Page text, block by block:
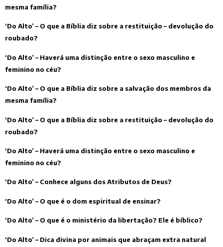
mesma família?
‘Do Alto’ – O que a Bíblia diz sobre a restituição – devolução do
roubado?
‘Do Alto’ – Haverá uma distinção entre o sexo masculino e
feminino no céu?
‘Do Alto’ – O que a Bíblia diz sobre a salvação dos membros da
mesma família?
‘Do Alto’ – O que a Bíblia diz sobre a restituição – devolução do
roubado?
‘Do Alto’ – Haverá uma distinção entre o sexo masculino e
feminino no céu?
‘Do Alto’ – Conhece alguns dos Atributos de Deus?
‘Do Alto’ – O que é o dom espiritual de ensinar?
‘Do Alto’ – O que é o ministério da libertação? Ele é bíblico?
‘Do Alto’ – Dica divina por animais que abraçam extra natural